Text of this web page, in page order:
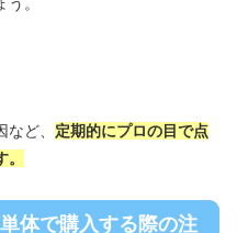
。
ど、 定期的にプロの目で点
体で購入する際の注